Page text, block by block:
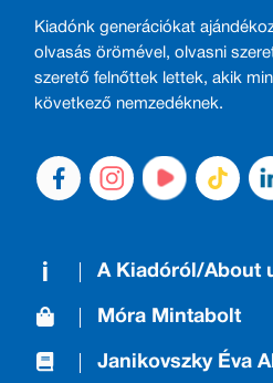
Kiadónk generációkat
olvasás örömével, olvasni
szerető felnőttek lettek, akik
következő nemzedéknek.
A Kiadóról/About
Móra Mintabolt
Janikovszky Éva